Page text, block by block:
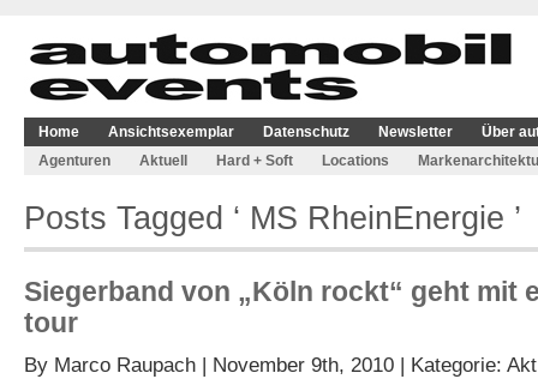
Home Ansichtsexemplar Datenschutz Newsletter
Über
Agenturen
Aktuell Hard + Soft Locations
Posts Tagged ‘ MS RheinEnergie ’
Siegerband von „Köln rockt“ geht mit
tour
By Marco Raupach | November 9th, 2010 | Kategorie: